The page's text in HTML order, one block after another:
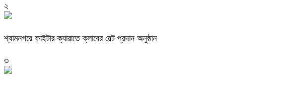
২
শ্যামনগরে ফাইটার ক্যারাতে ক্লাবের বেল্ট প্রদান অনুষ্ঠান
৩